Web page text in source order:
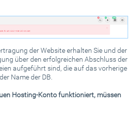
der Website erhalten Sie und der
über den erfolgreichen Abschluss der
aufgeführt sind, die auf das vorherige
Name der DB.
Hosting-Konto funktioniert, müssen